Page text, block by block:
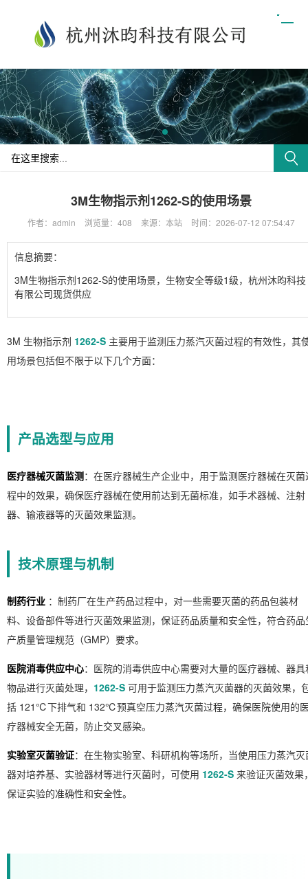
3M生物指示剂1262-S的使用场景
作者：admin 浏览量：408 来源：本站 时间：2026-07-12 07:54:47
信息摘要：
3M生物指示剂1262-S的使用场景，生物安全等级1级，杭州沐昀科技
有限公司现货供应
3M 生物指示剂 1262-S 主要用于监测压力蒸汽灭菌过程的有效性，其
用场景包括但不限于以下几个方面：
产品选型与应用
医疗器械灭菌监测：在医疗器械生产企业中，用于监测医疗器械在灭菌
程中的效果，确保医疗器械在使用前达到无菌标准，如手术器械、注射
器、输液器等的灭菌效果监测。
技术原理与机制
制药行业 ：制药厂在生产药品过程中，对一些需要灭菌的药品包装材
料、设备部件等进行灭菌效果监测，保证药品质量和安全性，符合药品
产质量管理规范（GMP）要求。
医院消毒供应中心：医院的消毒供应中心需要对大量的医疗器械、器具
物品进行灭菌处理， 1262-S 可用于监测压力蒸汽灭菌器的灭菌效果，
括 121℃下排气和 132℃预真空压力蒸汽灭菌过程，确保医院使用的
疗器械安全无菌，防止交叉感染。
实验室灭菌验证：在生物实验室、科研机构等场所，当使用压力蒸汽灭
器对培养基、实验器材等进行灭菌时，可使用 1262-S 来验证灭菌效果
保证实验的准确性和安全性。